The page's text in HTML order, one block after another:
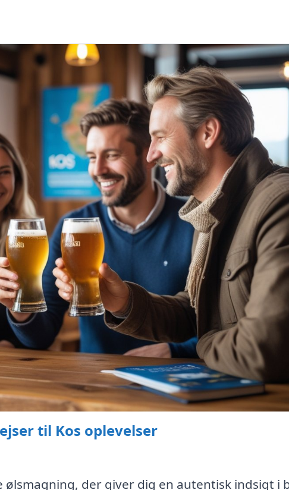
til Kos oplevelser
ølsmagning, der giver dig en autentisk indsigt i